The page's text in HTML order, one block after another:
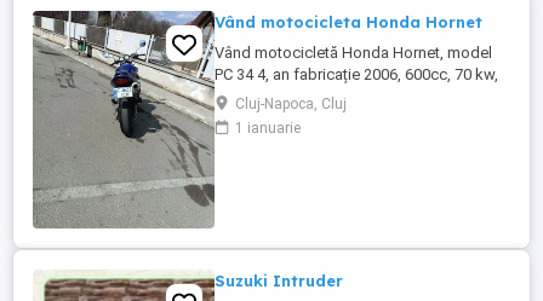
Vând motocicleta Honda Hornet
Vând motocicletă Honda Hornet, model
PC 34 4, an fabricație 2006, 600cc, 70 kw,
98 cp, inspecție tehnică valabilă până în
august 2027 . Preț 1900 euro
Cluj-Napoca, Cluj
1 ianuarie
Suzuki Intruder